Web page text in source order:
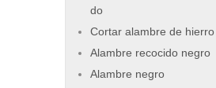
do
Cortar alambre de hierro
Alambre recocido negro
Alambre negro